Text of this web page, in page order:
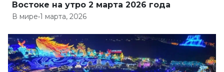
Востоке на утро 2 марта 2026 года
В мире•1 марта, 2026